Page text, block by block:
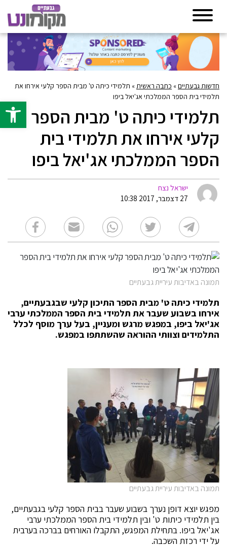
פתח
חדשות גבעתיים» כתבה ראשית » תלמידי כיתה ט' מבית הספר קלעי אירחו את
תלמידי בית הספר הממלכתי אג'יאל ביפו
תלמידי כיתה ט' מבית הספר
קלעי אירחו את תלמידי בית
הספר הממלכתי אג'יאל ביפו
ישראל נצח
27 דצמבר, 2017 10:38
תמונה באדיבות עיריית גבעתיים
תלמידי כיתה ט' מבית הספר התיכון קלעי שבגבעתיים,
אירחו בשבוע שעבר את תלמידי בית הספר הממלכתי ערבי
אג'יאל ביפו, במפגש מרגש ומעניין, בעל ערך מוסף לכלל
התלמידים וצוותי ההוראה שהשתתפו במפגש.
תמונה באדיבות עיריית גבעתיים
מפגש יוצא דופן נערך בשבוע שעבר בבית הספר קלעי בגבעתיים,
בין תלמידי כיתות ט' ובין תלמידי בית הספר הממלכתי ערבי
אג'יאל ביפו. בתחילת המפגש, התקבלו האורחים בברכה בערבית
על ידי רכזת השכבה.